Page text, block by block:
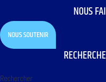
NOUS
NOUS SOUTENIR
Rechercher